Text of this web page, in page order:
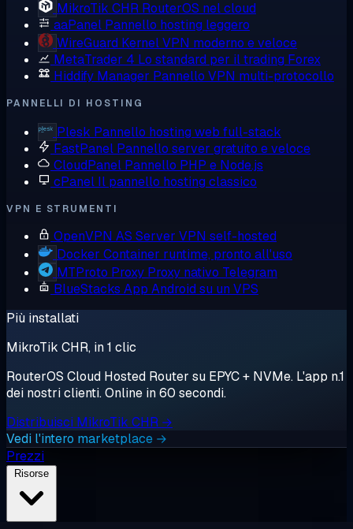
MikroTik CHR RouterOS nel cloud
aaPanel Pannello hosting leggero
WireGuard Kernel VPN moderno e veloce
MetaTrader 4 Lo standard per il trading Forex
Hiddify Manager Pannello VPN multi-protocollo
PANNELLI DI HOSTING
Plesk Pannello hosting web full-stack
FastPanel Pannello server gratuito e veloce
CloudPanel Pannello PHP e Node.js
cPanel Il pannello hosting classico
VPN E STRUMENTI
OpenVPN AS Server VPN self-hosted
Docker Container runtime, pronto all'uso
MTProto Proxy Proxy nativo Telegram
BlueStacks App Android su un VPS
Più installati
MikroTik CHR, in 1 clic
RouterOS Cloud Hosted Router su EPYC + NVMe. L'app n.1
dei nostri clienti. Online in 60 secondi.
Distribuisci MikroTik CHR →
Vedi l'intero marketplace →
Prezzi